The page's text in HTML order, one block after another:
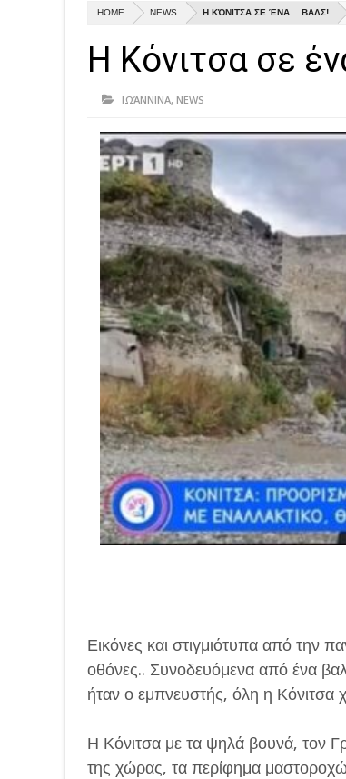
HOME NEWS Η ΚΌΝΙΤΣΑ ΣΕ ΈΝΑ… ΒΑΛΣ!
Η Κόνιτσα σε
ΙΩΆΝΝΙΝΑ, NEWS
Εικόνες και στιγμιότυπα από την
οθόνες.. Συνοδευόμενα από ένα
ήταν ο εμπνευστής, όλη η Κόνιτσα
Η Κόνιτσα με τα ψηλά βουνά, τον
της χώρας, τα περίφημα